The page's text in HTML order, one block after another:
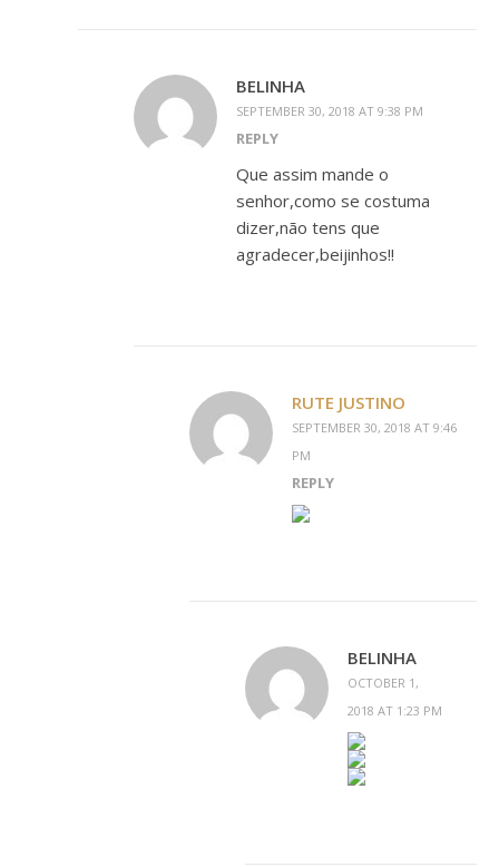
BELINHA
SEPTEMBER 30, 2018 AT 9:38 PM
REPLY
Que assim mande o
senhor,como se costuma
dizer,não tens que
agradecer,beijinhos!!
RUTE JUSTINO
SEPTEMBER 30, 2018 AT 9:46
PM
REPLY
BELINHA
OCTOBER 1,
2018 AT 1:23 PM